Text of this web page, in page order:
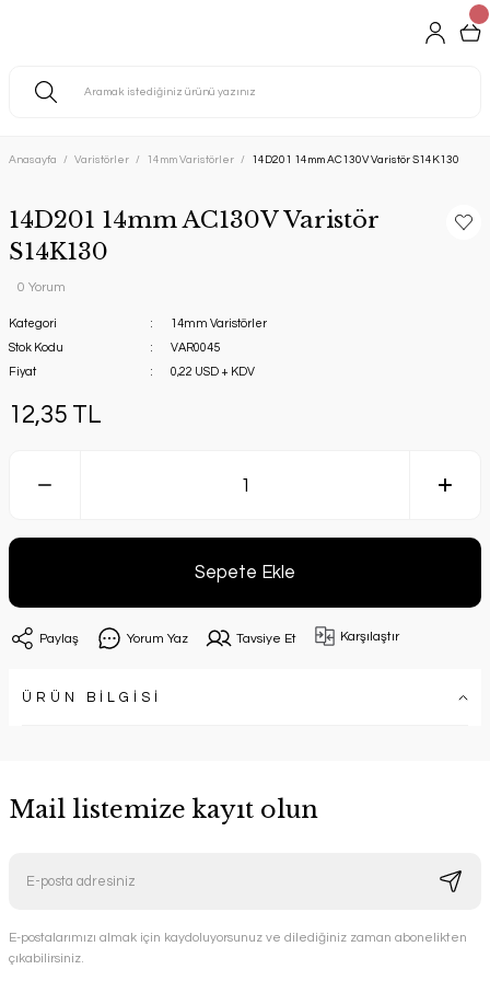
Anasayfa Varistörler 14mm Varistörler 14D201 14mm AC130V Varistör S14K130
14D201 14mm AC130V Varistör
S14K130
0 Yorum
Kategori
14mm Varistörler
Stok Kodu
VAR0045
Fiyat
0,22 USD + KDV
12,35 TL
Sepete Ekle
Paylaş Yorum Yaz Tavsiye Et Karşılaştır
ÜRÜN BİLGİSİ
Mail listemize kayıt olun
E-postalarımızı almak için kaydoluyorsunuz ve dilediğiniz zaman abonelikten
çıkabilirsiniz.